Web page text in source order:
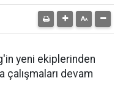
yeni ekiplerinden
devam